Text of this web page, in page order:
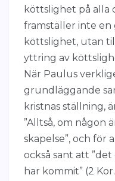
köttslighet på alla
framställer inte
köttslighet, utan
yttring av
När Paulus
grundläggande
kristnas ställning,
”Alltså, om någon
skapelse”, och för
också sant att
har kommit” (2